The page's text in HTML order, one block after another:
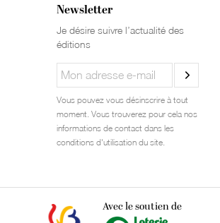
Newsletter
Je désire suivre l’actualité des
éditions
Vous pouvez vous désinscrire à tout
moment. Vous trouverez pour cela nos
informations de contact dans les
conditions d'utilisation du site.
Avec le soutien de